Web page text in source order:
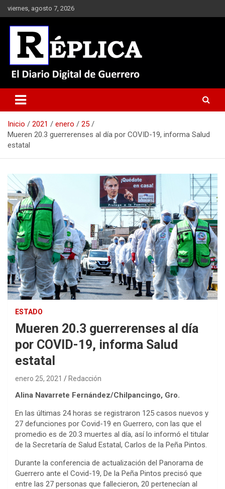
Saltar
al
contenido
viernes, agosto 7, 2026
Réplica
Inicio 2021 enero
25
Mueren 20.3 guerrerenses al día por COVID-19, informa Salud
estatal
ESTADO
Mueren 20.3 guerrerenses al día
por COVID-19, informa Salud
estatal
enero 25, 2021 Redacción
Alina Navarrete Fernández/Chilpancingo, Gro.
En las últimas 24 horas se registraron 125 casos nuevos y
27 defunciones por Covid-19 en Guerrero, con las que el
promedio es de 20.3 muertes al día, así lo informó el titular
de la Secretaría de Salud Estatal, Carlos de la Peña Pintos.
Durante la conferencia de actualización del Panorama de
Guerrero ante el Covid-19, De la Peña Pintos precisó que
entre las 27 personas que fallecieron, 20 pertenecían al